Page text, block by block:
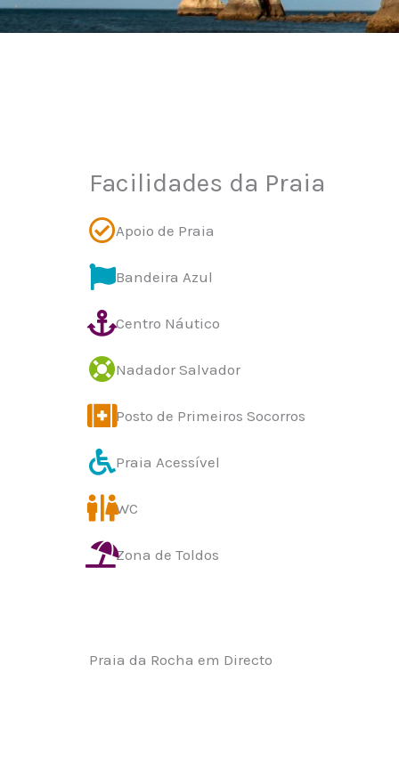
Facilidades da Praia
Apoio de Praia
Bandeira Azul
Centro Náutico
Nadador Salvador
Posto de Primeiros Socorros
Praia Acessível
WC
Zona de Toldos
Praia da Rocha em Directo